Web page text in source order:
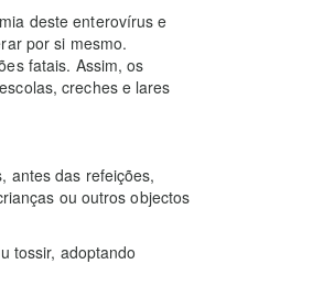
deste enterovírus e
por si mesmo.
fatais. Assim, os
creches e lares
antes das refeições,
ou outros objectos
tossir, adoptando